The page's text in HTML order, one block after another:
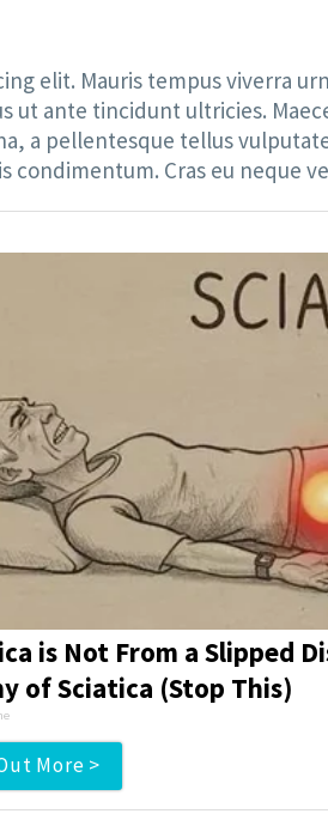
elit. Mauris tempus viverra
ut ante tincidunt ultricies.
a pellentesque tellus
condimentum. Cras eu neque
is Not From a Slipped
of Sciatica (Stop This)
More >